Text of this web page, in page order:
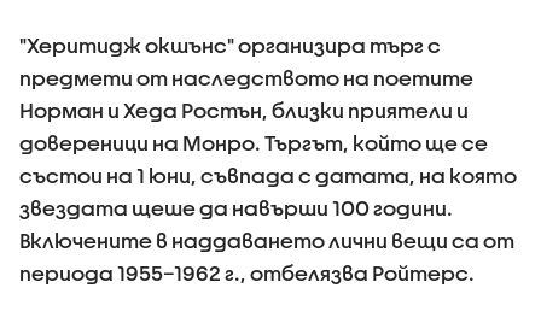
"Херитидж окшънс" организира търг с
предмети от наследството на поетите
Норман и Хеда Ростън, близки приятели и
довереници на Монро. Търгът, който ще се
състои на 1 юни, съвпада с датата, на която
звездата щеше да навърши 100 години.
Включените в наддаването лични вещи са от
периода 1955–1962 г., отбелязва Ройтерс.